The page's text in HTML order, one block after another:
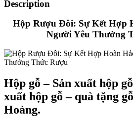
Description
Hộp Rượu Đôi: Sự Kết Hợp
Người Yêu Thưởng
Hộp gỗ – Sản xuất hộp
xuất hộp gỗ – quà tặng
Hoàng.